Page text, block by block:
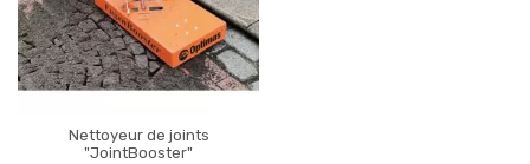
Nettoyeur de joints
"JointBooster"